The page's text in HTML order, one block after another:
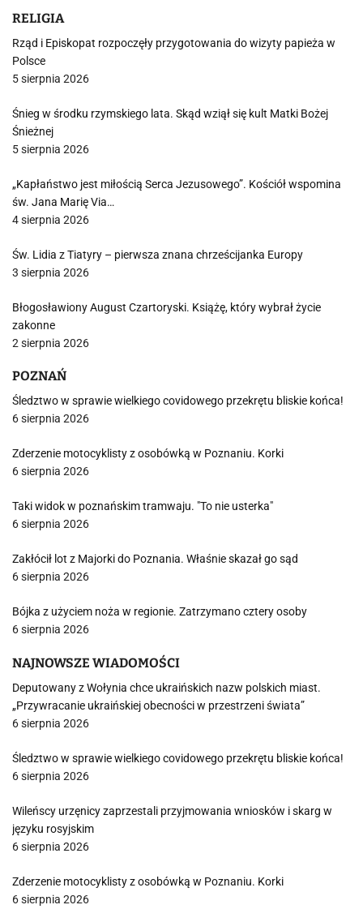
RELIGIA
Rząd i Episkopat rozpoczęły przygotowania do wizyty papieża w
Polsce
5 sierpnia 2026
Śnieg w środku rzymskiego lata. Skąd wziął się kult Matki Bożej
Śnieżnej
5 sierpnia 2026
„Kapłaństwo jest miłością Serca Jezusowego”. Kościół wspomina
św. Jana Marię Via…
4 sierpnia 2026
Św. Lidia z Tiatyry – pierwsza znana chrześcijanka Europy
3 sierpnia 2026
Błogosławiony August Czartoryski. Książę, który wybrał życie
zakonne
2 sierpnia 2026
POZNAŃ
Śledztwo w sprawie wielkiego covidowego przekrętu bliskie końca!
6 sierpnia 2026
Zderzenie motocyklisty z osobówką w Poznaniu. Korki
6 sierpnia 2026
Taki widok w poznańskim tramwaju. "To nie usterka"
6 sierpnia 2026
Zakłócił lot z Majorki do Poznania. Właśnie skazał go sąd
6 sierpnia 2026
Bójka z użyciem noża w regionie. Zatrzymano cztery osoby
6 sierpnia 2026
NAJNOWSZE WIADOMOŚCI
Deputowany z Wołynia chce ukraińskich nazw polskich miast.
„Przywracanie ukraińskiej obecności w przestrzeni świata”
6 sierpnia 2026
Śledztwo w sprawie wielkiego covidowego przekrętu bliskie końca!
6 sierpnia 2026
Wileńscy urzęnicy zaprzestali przyjmowania wniosków i skarg w
języku rosyjskim
6 sierpnia 2026
Zderzenie motocyklisty z osobówką w Poznaniu. Korki
6 sierpnia 2026